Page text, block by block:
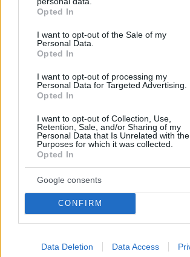
grant or deny consent to Google and its
use your data for below specified purposes
consent section.
Opted In
I want to opt-out of the Sale of my
Personal Data.
Opted In
I want to opt-out of processing my
Personal Data for Targeted Advertising.
Opted In
I want to opt-out of Collection, Use,
Retention, Sale, and/or Sharing of my
Personal Data that Is Unrelated with the
Purposes for which it was collected.
Opted In
Google consents
CONFIRM
Data Deletion Data Access
«Πόλεμος» Σάντσεθ - Μελόνι λόγω
της Θέουτα: Η Ισπανία επιβάλλει και
αυτή έλεγχους στα σύνορα σε πτήσεις
και πλοία από Ιταλία
πριν 26 λεπτά
Φραντσέσκα Τόκα: Η Ιταλίδα «νύφη»
της Eurovision ποζάρει με μπικίνι και...
ολόγυμνη στην μπανιέρα της, δείτε
φωτογραφίες
07.08.2026, 20:57
«Κάτι απέσπασε την προσοχή του